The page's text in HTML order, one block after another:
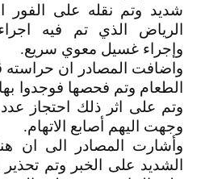
شديد وتم نقله على
الرياض الذي تم فيه اجراء
وإجراء غسيل معوي سريع.
واضافت المصادر ان حراسته
الطعام وتم فحصها فوجدوا
وتم على اثر ذلك احتجاز
وجهت اليهم أصابع الاتهام.
وأشارت المصادر الى ان
الشديد على الخبر وتم